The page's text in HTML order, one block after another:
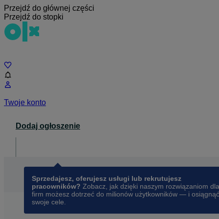
Przejdź do głównej części
Przejdź do stopki
Twoje konto
Dodaj ogłoszenie
Sprzedajesz, oferujesz usługi lub rekrutujesz
pracowników? Zobacz, jak dzięki naszym rozwiązaniom dla
firm możesz dotrzeć do milionów użytkowników — i osiągnąć
swoje cele.